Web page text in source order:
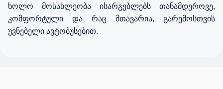
ხოლო მოსახლეობა ისარგებლებს თანამდეროვე,
კომფორტული და რაც მთავარია, გარემოსთვის
უვნებელი ავტობუსებით.